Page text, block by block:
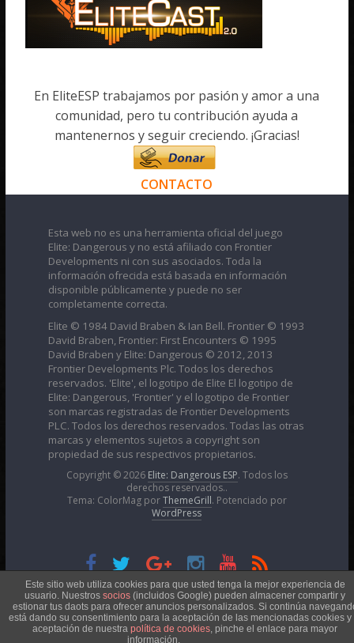
En EliteESP trabajamos por pasión y amor a una
comunidad, pero tu contribución ayuda a
mantenernos y seguir creciendo. ¡Gracias!
CONTACTO
Esta web no es una herramienta oficial del juego
Elite: Dangerous y no está afiliado con Frontier
Developments ni con sus asociados. Toda la
información ofrecida está basada en información
disponible públicamente y puede no ser
completamente correcta.
Elite © 1984 David Braben & Ian Bell. Frontier © 1993
David Braben, Frontier: First Encounters © 1995
David Braben y Elite: Dangerous © 2012, 2013
Frontier Developments Plc. Todos los derechos
reservados. 'Elite', el logotipo de Elite El logotipo de
Elite: Dangerous, 'Frontier' y el logotipo de Frontier
son marcas registradas de Frontier Developments
PLC. Todos los derechos reservados. Todas las otras
marcas y elementos sujetos a copyright son
propiedad de sus respectivos propietarios.
Copyright © 2026 Elite: Dangerous ESP. Todos los
derechos reservados..
Tema: ColorMag porThemeGrill. Potenciado por
WordPress
Esta obra está bajo unaLicencia Creative Commons
Atribución-NoComercial 4.0 Internacional
Este sitio web utiliza cookies para que usted tenga la mejor experiencia de
usuario. Nuestros socios (incluidos Google) pueden almacener compartir y
estionar tus daots para ofrecer anuncios personalizados. Si continúa
está dando su consentimiento para la aceptación de las mencionadas cookies y
aceptación de nuestra política de cookies, pinche el enlace para mayor
información.